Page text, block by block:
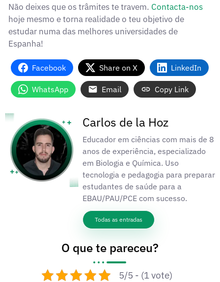
Não deixes que os trâmites te travem. Contacta-nos
hoje mesmo e torna realidade o teu objetivo de
estudar numa das melhores universidades de
Espanha!
Facebook Share on X LinkedIn
WhatsApp Email Copy Link
Carlos de la Hoz
Educador em ciências com mais de 8
anos de experiência, especializado
em Biologia e Química. Uso
tecnologia e pedagogia para preparar
estudantes de saúde para a
EBAU/PAU/PCE com sucesso.
Todas as entradas
O que te pareceu?
5/5 - (1 vote)